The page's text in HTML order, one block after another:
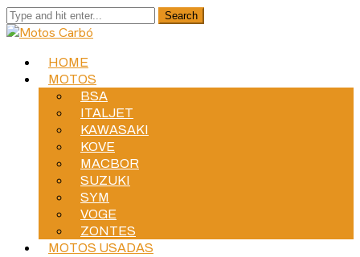
HOME
MOTOS
BSA
ITALJET
KAWASAKI
KOVE
MACBOR
SUZUKI
SYM
VOGE
ZONTES
MOTOS USADAS